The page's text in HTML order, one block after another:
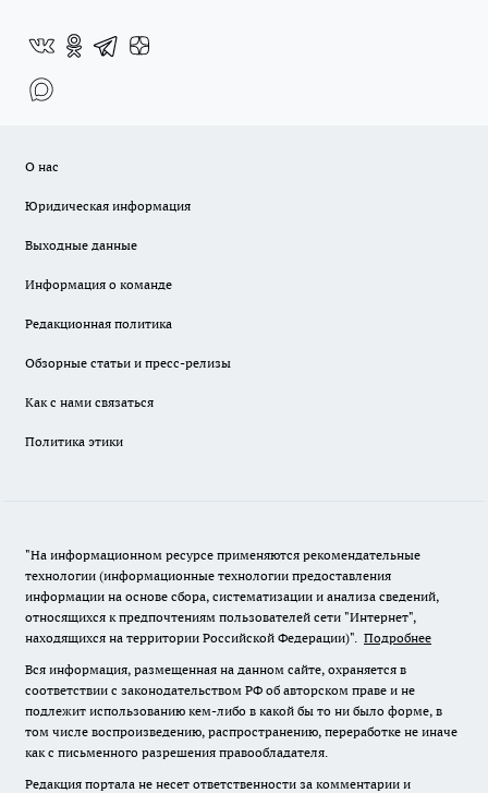
О нас
Юридическая информация
Выходные данные
Информация о команде
Редакционная политика
Обзорные статьи и пресс-релизы
Как с нами связаться
Политика этики
"На информационном ресурсе применяются рекомендательные
технологии (информационные технологии предоставления
информации на основе сбора, систематизации и анализа сведений,
относящихся к предпочтениям пользователей сети "Интернет",
находящихся на территории Российской Федерации)". Подробнее
Вся информация, размещенная на данном сайте, охраняется в
соответствии с законодательством РФ об авторском праве и не
подлежит использованию кем-либо в какой бы то ни было форме, в
том числе воспроизведению, распространению, переработке не иначе
как с письменного разрешения правообладателя.
Редакция портала не несет ответственности за комментарии и